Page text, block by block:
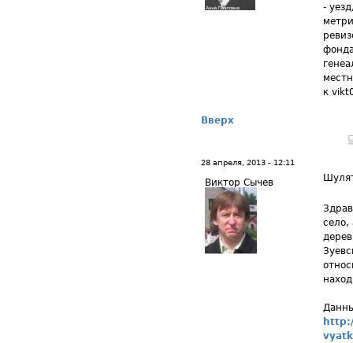
-
к
Вверх
28 апреля, 2013 - 12:11
Виктор Сычев
село,